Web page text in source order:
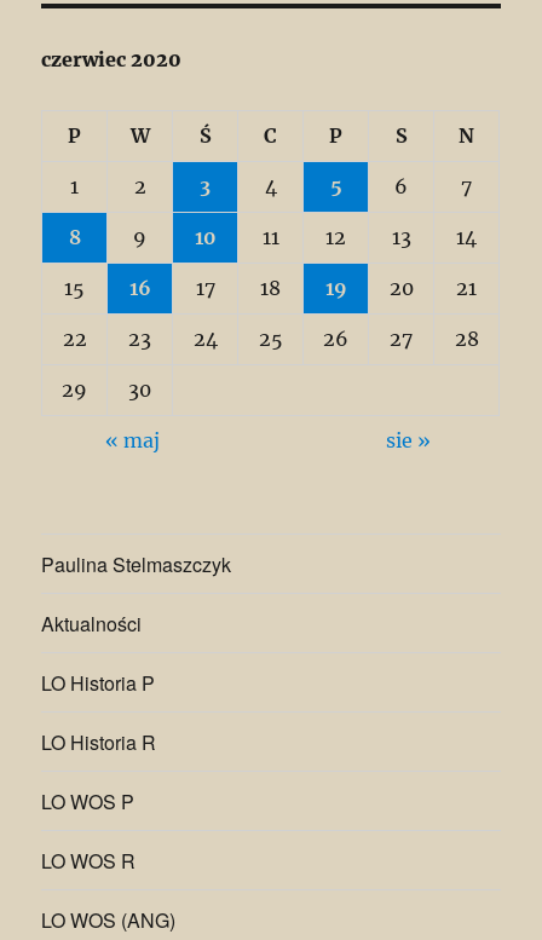
czerwiec 2020
P W Ś C P S N
1 2 3 4 5 6 7
8 9 10 11 12 13 14
15 16 17 18 19 20 21
22 23 24 25 26 27 28
29 30
« maj sie »
Paulina Stelmaszczyk
Aktualności
LO Historia P
LO Historia R
LO WOS P
LO WOS R
LO WOS (ANG)